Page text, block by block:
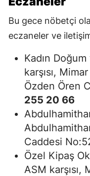
Bu gece nöbetçi
eczaneler ve
Kadın
karşısı,
Özden Ören
255 20 66
Caddesi
Özel Kipaş
ASM karşısı,